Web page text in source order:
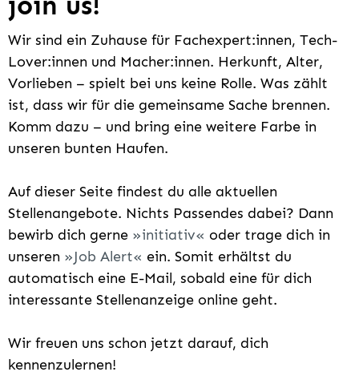
Wir sind ein Zuhause für Fachexpert:innen, Tech-
Lover:innen und Macher:innen. Herkunft, Alter,
Vorlieben – spielt bei uns keine Rolle. Was zählt
ist, dass wir für die gemeinsame Sache brennen.
Komm dazu – und bring eine weitere Farbe in
unseren bunten Haufen.
Auf dieser Seite findest du alle aktuellen
Stellenangebote. Nichts Passendes dabei? Dann
bewirb dich gerne
initiativ
oder trage dich in
unseren
Job Alert
ein. Somit erhältst du
automatisch eine E-Mail, sobald eine für dich
interessante Stellenanzeige online geht.
Wir freuen uns schon jetzt darauf, dich
kennenzulernen!